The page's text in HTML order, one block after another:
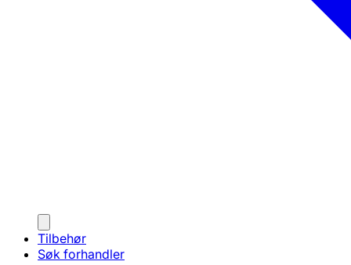
Tilbehør
Søk forhandler